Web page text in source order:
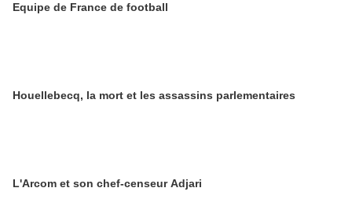
Equipe de France de football
Houellebecq, la mort et les assassins parlementaires
L'Arcom et son chef-censeur Adjari